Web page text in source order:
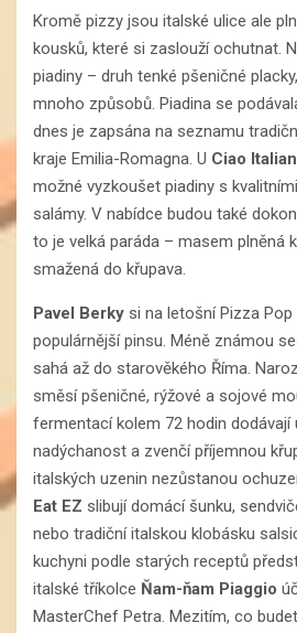
Kromě pizzy jsou italské ulice ale
kousků, které si zaslouží ochutnat.
piadiny – druh tenké pšeničné
mnoho způsobů. Piadina se
dnes je zapsána na seznamu
kraje Emilia-Romagna. U Ciao
možné vyzkoušet piadiny s
salámy. V nabídce budou také
to je velká paráda – masem plněná
smažená do křupava.
Pavel Berky si na letošní Pizza
populárnější pinsu. Méně známou
sahá až do starověkého Říma.
směsí pšeničné, rýžové a sojové
fermentací kolem 72 hodin dodávají
nadýchanost a zvenčí příjemnou
italských uzenin nezůstanou
Eat EZ slibují domácí šunku,
nebo tradiční italskou klobásku
kuchyni podle starých receptů
italské tříkolce Ňam-ňam Piaggio
MasterChef Petra. Mezitím, co